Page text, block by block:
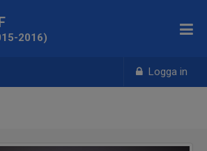
Logga in
2016)